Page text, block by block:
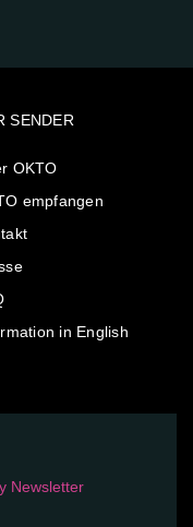
SENDER
OKTO
empfangen
in English
Newsletter